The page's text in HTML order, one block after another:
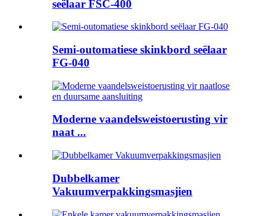
seëlaar FSC-400
Semi-outomatiese skinkbord seëlaar
FG-040
Moderne vaandelsweistoerusting vir
naat ...
Dubbelkamer
Vakuumverpakkingsmasjien